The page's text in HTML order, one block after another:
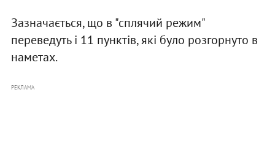
Зазначається, що в "сплячий режим"
переведуть і 11 пунктів, які було розгорнуто в
наметах.
РЕКЛАМА